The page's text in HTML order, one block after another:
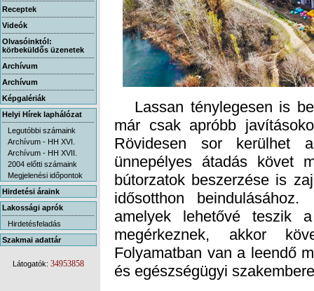
Receptek
Videók
Olvasóinktól:
körbeküldős üzenetek
Archívum
Archívum
Képgalériák
Helyi Hírek laphálózat
Legutóbbi számaink
Archívum - HH XVI.
Archívum - HH XVII.
2004 előtti számaink
Megjelenési időpontok
Hirdetési áraink
Lakossági aprók
Hirdetésfeladás
Szakmai adattár
Látogatók: 34953858
Lassan ténylegesen is
már csak apróbb
Rövidesen sor kerülhet
ünnepélyes átadás követ
bútorzatok beszerzése is
idősotthon
amelyek lehetővé teszik
megérkeznek, akkor
Folyamatban van a leendő
és egészségügyi